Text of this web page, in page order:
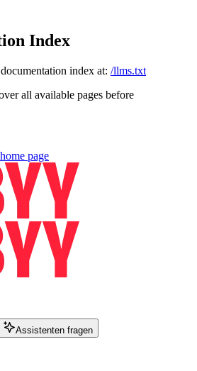
Index
index at: /llms.txt
all available pages before
home page
Assistenten fragen